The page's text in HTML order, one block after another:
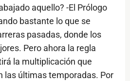
aquello? -El Prólogo
bastante lo que se
pasadas, donde los
Pero ahora la regla
la multiplicación que
las últimas temporadas. Por